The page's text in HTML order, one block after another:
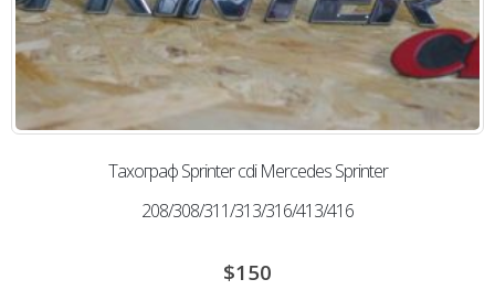
Тахограф Sprinter cdi Mercedes Sprinter
208/308/311/313/316/413/416
$150